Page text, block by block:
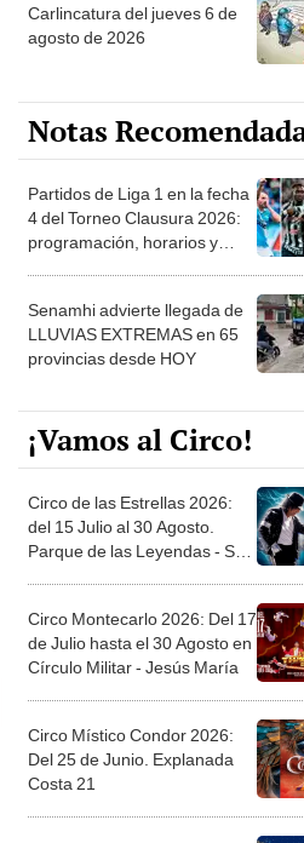
Carlincatura del jueves 6 de
agosto de 2026
Notas
Partidos de Liga 1 en la fecha
4 del Torneo Clausura 2026:
programación, horarios y
Senamhi advierte llegada de
LLUVIAS EXTREMAS en 65
provincias desde HOY
¡Vamos al Circo!
Circo de las Estrellas 2026:
del 15 Julio al 30 Agosto.
Parque de las Leyendas - San
Circo Montecarlo 2026: Del 17
de Julio hasta el 30 Agosto en
Círculo Militar - Jesús María
Circo Místico Condor 2026:
Del 25 de Junio. Explanada
Costa 21